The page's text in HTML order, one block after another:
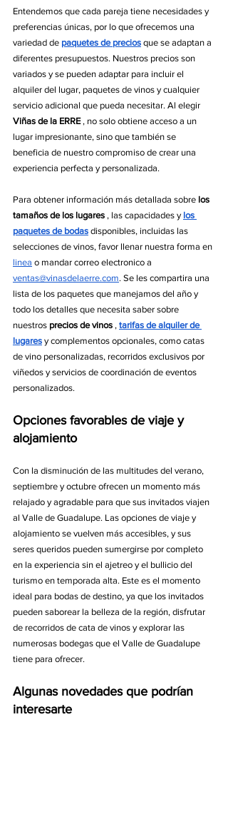
Entendemos que cada pareja tiene necesidades y
preferencias únicas, por lo que ofrecemos una
variedad de paquetes de precios que se adaptan a
diferentes presupuestos. Nuestros precios son
variados y se pueden adaptar para incluir el
alquiler del lugar, paquetes de vinos y cualquier
servicio adicional que pueda necesitar. Al elegir
Viñas de la ERRE , no solo obtiene acceso a un
lugar impresionante, sino que también se
beneficia de nuestro compromiso de crear una
experiencia perfecta y personalizada.
Para obtener información más detallada sobre los
tamaños de los lugares , las capacidades y los
paquetes de bodas disponibles, incluidas las
selecciones de vinos, favor llenar nuestra forma en
linea o mandar correo electronico a
ventas@vinasdelaerre.com. Se les compartira una
lista de los paquetes que manejamos del año y
todo los detalles que necesita saber sobre
nuestros precios de vinos , tarifas de alquiler de
lugares y complementos opcionales, como catas
de vino personalizadas, recorridos exclusivos por
viñedos y servicios de coordinación de eventos
personalizados.
Opciones favorables de viaje y
alojamiento
Con la disminución de las multitudes del verano,
septiembre y octubre ofrecen un momento más
relajado y agradable para que sus invitados viajen
al Valle de Guadalupe. Las opciones de viaje y
alojamiento se vuelven más accesibles, y sus
seres queridos pueden sumergirse por completo
en la experiencia sin el ajetreo y el bullicio del
turismo en temporada alta. Este es el momento
ideal para bodas de destino, ya que los invitados
pueden saborear la belleza de la región, disfrutar
de recorridos de cata de vinos y explorar las
numerosas bodegas que el Valle de Guadalupe
tiene para ofrecer.
Algunas novedades que podrían
interesarte